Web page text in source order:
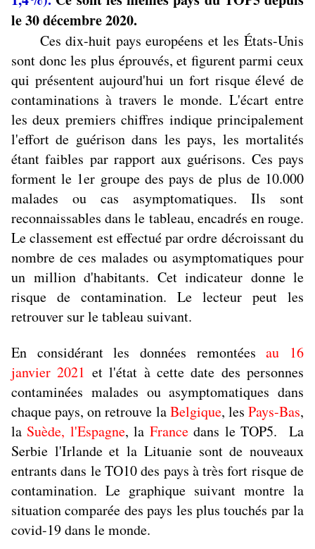
le30 décembre 2020.
Ces dix-huit pays européens et les États-Unis
sont donc les plus éprouvés, et figurent parmi ceux
qui présentent aujourd'hui un fort risque élevé de
contaminations à travers le monde. L'écart entre
les deux premiers chiffres indique principalement
l'effort de guérison dans les pays, les mortalités
étant faibles par rapport aux guérisons. Ces pays
forment le 1er groupe des pays de plus de 10.000
malades ou cas asymptomatiques. Ils sont
reconnaissables dans le tableau, encadrés en rouge.
Le classement est effectué par ordre décroissant du
nombre de ces malades ou asymptomatiques pour
un million d'habitants. Cet indicateur donne le
risque de contamination. Le lecteur peut les
retrouver sur le tableau suivant.
En considérant les données remontéesau 16
janvier 2021 et l'état à cette date des personnes
contaminées malades ou asymptomatiques dans
chaque pays, on retrouve laBelgique, lesPays-Bas,
la Suède, l'Espagne, la Francedans le TOP5. La
Serbie l'Irlande et la Lituanie sont de nouveaux
entrants dans le TO10 des pays à très fort risque de
contamination. Le graphique suivant montre la
situation comparée des pays les plus touchés par la
covid-19 dans le monde.